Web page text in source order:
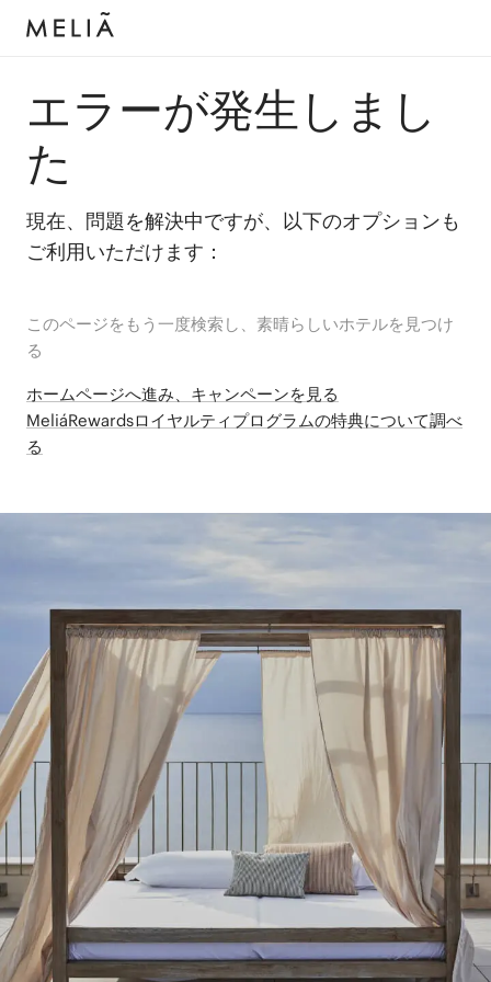
エラーが発生しまし
た
現在、問題を解決中ですが、以下のオプションも
ご利用いただけます：
このページをもう一度検索し、素晴らしいホテルを見つけ
る
ホームページへ進み、キャンペーンを見る
MeliáRewardsロイヤルティプログラムの特典について調べ
る